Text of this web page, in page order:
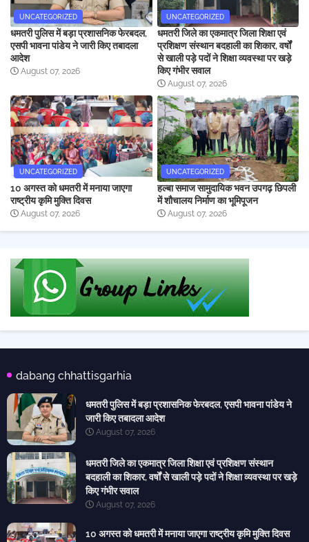
UNCATEGORIZED
धमतरी पुलिस में बड़ा प्रशासनिक फेरबदल,
एसपी भावना पांडेय ने जारी किए तबादला
आदेश
August 07, 2026
UNCATEGORIZED
धमतरी जिले का एकमात्र जिला शिक्षा एवं
प्रशिक्षण संस्थान बदहाली का शिकार, वर्षों
से खाली पड़े पदों ने शिक्षा व्यवस्था पर खड़े
किए गंभीर सवाल
August 07, 2026
UNCATEGORIZED
10 अगस्त को धमतरी में मनाया जाएगा
राष्ट्रीय कृमि मुक्ति दिवस
August 07, 2026
UNCATEGORIZED
हल्बा समाज सामुदायिक भवन उपगढ़ छिपली
में शौचालय निर्माण का भूमिपूजन
August 07, 2026
dabang chhattisgarhia
धमतरी पुलिस में बड़ा प्रशासनिक फेरबदल, एसपी भावना पांडेय ने
जारी किए तबादला आदेश
August 07, 2026
धमतरी जिले का एकमात्र जिला शिक्षा एवं प्रशिक्षण संस्थान
बदहाली का शिकार, वर्षों से खाली पड़े पदों ने शिक्षा व्यवस्था पर खड़े
किए गंभीर सवाल
August 07, 2026
10 अगस्त को धमतरी में मनाया जाएगा राष्ट्रीय कृमि मुक्ति दिवस